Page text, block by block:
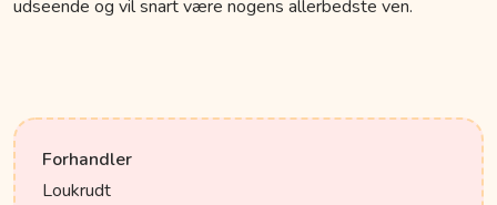
udseende og vil snart være nogens allerbedste ven.
Forhandler
Loukrudt